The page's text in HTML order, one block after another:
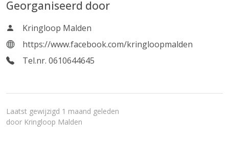
Georganiseerd door
Kringloop Malden
https://www.facebook.com/kringloopmalden
Tel.nr. 0610644645
Laatst gewijzigd 1 maand geleden
door Kringloop Malden